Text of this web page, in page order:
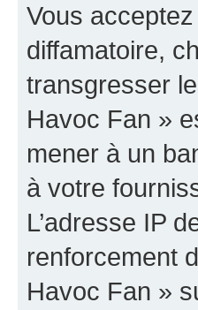
Vous
diffamatoire,
transgresser
Havoc Fan »
mener à un
à votre
L’adresse IP
renforcement
Havoc Fan »